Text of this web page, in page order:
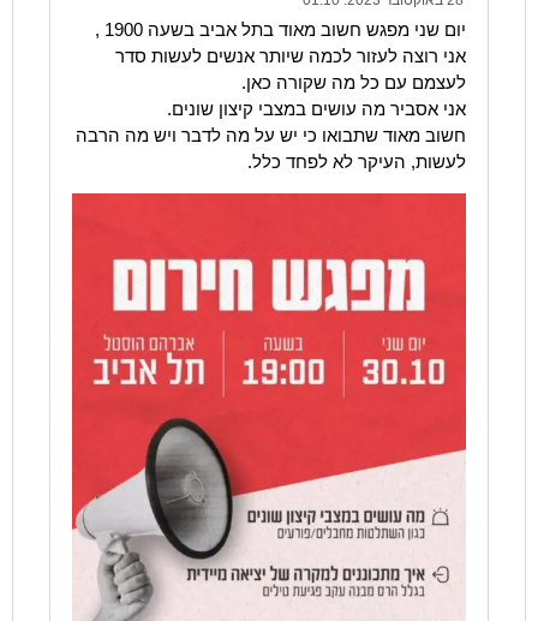
יום שני מפגש חשוב מאוד בתל אביב בשעה 1900 ,
אני רוצה לעזור לכמה שיותר אנשים לעשות סדר
לעצמם עם כל מה שקורה כאן.
אני אסביר מה עושים במצבי קיצון שונים.
חשוב מאוד שתבואו כי יש על מה לדבר ויש מה הרבה
לעשות, העיקר לא לפחד כלל.